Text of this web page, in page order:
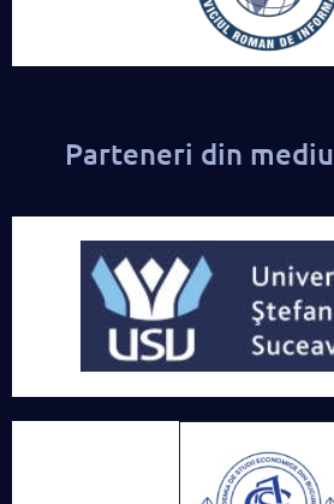
Parteneri din